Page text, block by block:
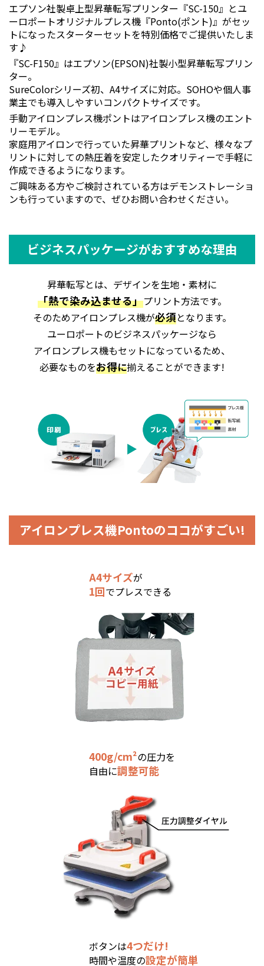
エプソン社製卓上型昇華転写プリンター『SC-150』とユ
ーロポートオリジナルプレス機『Ponto(ポント)』がセッ
トになったスターターセットを特別価格でご提供いたしま
す♪
『SC-F150』はエプソン(EPSON)社製小型昇華転写プリン
ター。
SureColorシリーズ初、A4サイズに対応。SOHOや個人事
業主でも導入しやすいコンパクトサイズです。
手動アイロンプレス機ポントはアイロンプレス機のエント
リーモデル。
家庭用アイロンで行っていた昇華プリントなど、様々なプ
リントに対しての熱圧着を安定したクオリティーで手軽に
作成できるようになります。
ご興味ある方やご検討されている方はデモンストレーショ
ンも行っていますので、ぜひお問い合わせください。
ビジネスパッケージがおすすめな理由
昇華転写とは、デザインを生地・素材に
「熱で染み込ませる」プリント方法です。
そのためアイロンプレス機が必須となります。
ユーロポートのビジネスパッケージなら
アイロンプレス機もセットになっているため、
必要なものをお得に揃えることができます!
アイロンプレス機Pontoのココがすごい!
A4サイズが
1回でプレスできる
400g/cm²の圧力を
自由に調整可能
ボタンは4つだけ!
時間や温度の設定が簡単